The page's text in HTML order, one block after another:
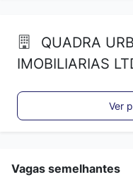
QUADRA
IMOBILIARIAS
Ver
Vagas semelhantes